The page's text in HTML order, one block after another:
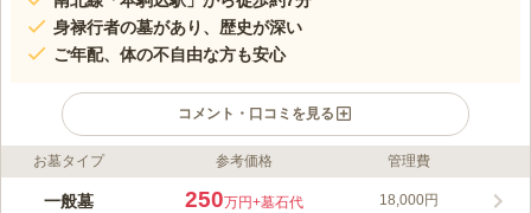
身禄行者の墓があり、歴史が深い
ご年配、体の不自由な方も安心
コメント・口コミを見る
ライフドット編集部のコメント
海蔵寺は、1540年(天文9年)に、和田蔵門内に創建され、現在地
お墓タイプ 参考価格 管理費
一般墓 250万円+墓石代 18,000円